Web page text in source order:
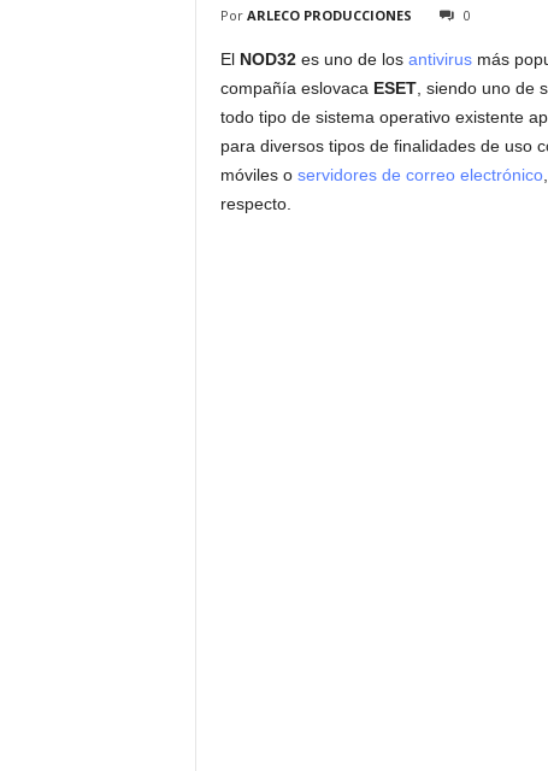
Por ARLECO PRODUCCIONES 0
El NOD32es uno de los antivirusmás
compañía eslovaca ESET, siendo uno de
todo tipo de sistema operativo existente
para diversos tipos de finalidades de uso
móviles o servidores de correo electrónico
respecto.